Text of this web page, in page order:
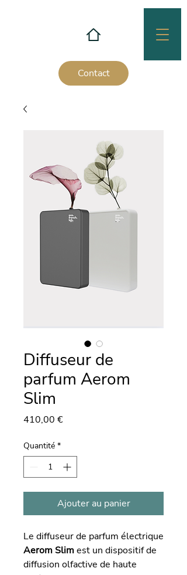
Contact
Diffuseur de
parfum Aerom
Slim
410,00 €Prix
Quantité *
Ajouter au panier
Le diffuseur de parfum électrique
Aerom Slimest un dispositif de
diffusion olfactive de haute